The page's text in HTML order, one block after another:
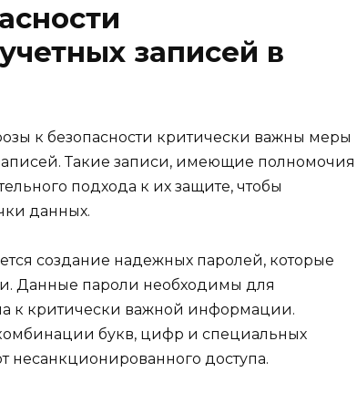
записей в
к безопасности критически важны меры
Такие записи, имеющие полномочия
подхода к их защите, чтобы
данных.
создание надежных паролей, которые
Данные пароли необходимы для
к критически важной информации.
букв, цифр и специальных
несанкционированного доступа.